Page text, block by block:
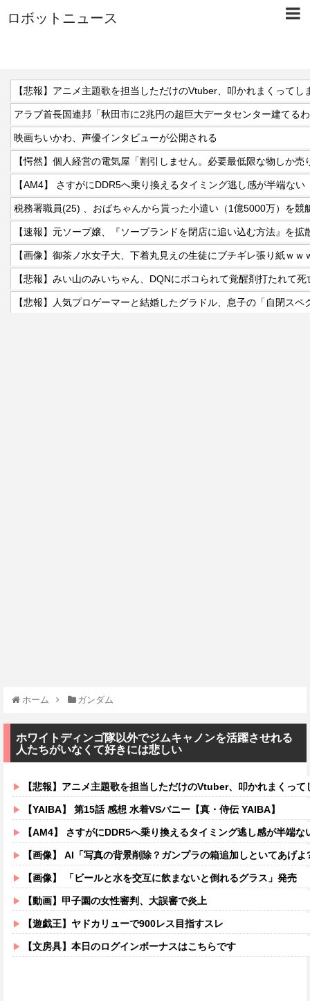
ロボットニュース
【悲報】アニメ主題歌を担当しただけのVtuber、叩かれまくってし
アラブ首長国連邦「秋田市に2兆円の超巨大データセンター建てる
映画ちいかわ、声優インタビューが公開される
【AM4】 さすがにDDR5へ乗り換えるタイミング逃し感が半端ない
【速報】元ソープ嬢、『ソープランドを閉店に追い込む方法』を
【画像】御茶ノ水女子大、下着丸見えの生徒にブチギレ張り紙ｗｗ
【悲報】みい山のみいちゃん、DQNにボコられて覚醒剤打たれて
ホーム ガンダム
ホワイトディンゴ隊以外でジムキャノンを活躍させれる
人たちがいなくて好きには悲しい
【悲報】アニメ主題歌を担当しただけのVtuber、叩かれまくって
【YAIBA】 第15話 感想 水着VSバニー【真・侍伝 YAIBA】
【AM4】 さすがにDDR5へ乗り換えるタイミング逃し感が半端な
【画像】 AI「写真の背景削除？ガンプラの箱追加しといてあげ
【画像】 「ビールと水を交互に飲まないと倒れるグラス」発売
【動画】甲子園の女性審判、大誤審で炎上
【遊戯王】ヤドカリューで900レス目指すスレ
【文房具】本日のログインボーナスはこちらです